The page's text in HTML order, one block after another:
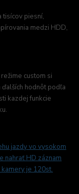
tisícov piesní,
medzi HDD,
custom si
hodnôt podľa
kazdej funkcie
jazdy vo vysokom
nahrať HD záznam
je 120st.